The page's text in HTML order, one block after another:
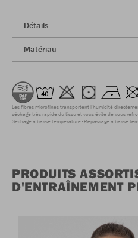
Détails
Matériau
Les fibres microfines transportent l'humidité
séchage très rapide du tissu et vous évite de vous
Séchage à basse température Repassage à basse
PRODUITS
D'ENTRAÎNEMENT